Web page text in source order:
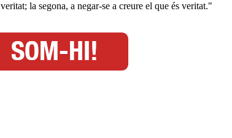
la segona, a negar-se a creure el que és veritat."